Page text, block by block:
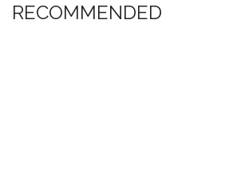
RECOMMENDED